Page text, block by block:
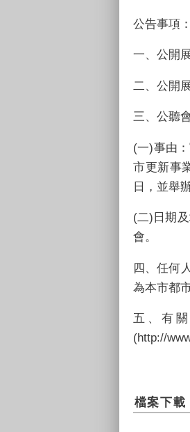
公告事項：
一、 公開
二、 公開
三、 公聽
(一)事由
市更新事
日，並舉
(二) 日期
會。
四、任何
為本市都
五、 有
(http://
檔案下載